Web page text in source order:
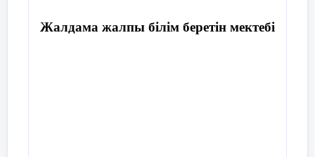
Жалдама жалпы білім беретін мектебі